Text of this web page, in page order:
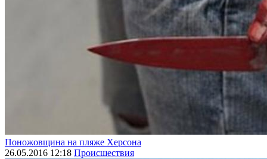
Поножовщина на пляже Херсона
26.05.2016 12:18 Происшествия